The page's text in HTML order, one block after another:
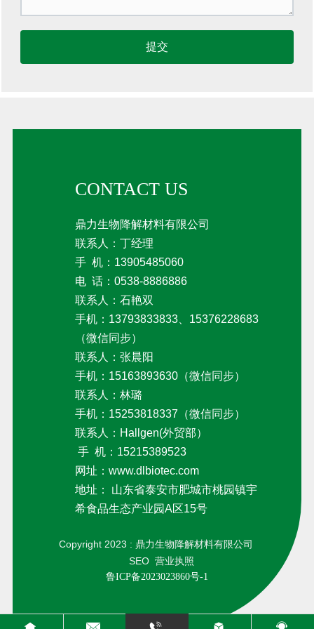
提交
CONTACT US
鼎力生物降解材料有限公司
联系人：丁经理
手 机： 13905485060
电 话：0538-8886886
联系人：石艳双
手机：13793833833、15376228683
（微信同步）
联系人：张晨阳
手机： 15163893630 （微信同步）
联系人：林璐
手机：15253818337（微信同步）
联系人：Hallgen(外贸部）
手 机：15215389523
网址：www.dlbiotec.com
地址： 山东省泰安市肥城市桃园镇宇
希食品生态产业园A区15号
Copyright 2023 : 鼎力生物降解材料有限公司
SEO 营业执照
鲁ICP备2023023860号-1